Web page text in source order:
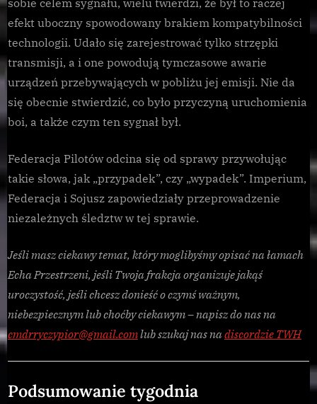
efekt uboczny spowodowany brakiem kompatybilności
technologii. Udało się zarejestrować tylko strzępki
transmisji, a i one powodują tymczasowe awarie
urządzeń przebywających w pobliżu jej emisji. Nie da
się obecnie stwierdzić, co było przyczyną uruchomienia
boi, a także czym ten sygnał był.
Federacja Pilotów odcina się od sprawy przywołując
takie słowa, jak „przypadek”, czy „wypadek”. Imperium,
Federacja i Sojusz zapowiedziały przeprowadzenie
niezależnych śledztw w tej sprawie.
Jeśli masz ciekawy temat, który moglibyśmy opisać na łamach
Echa Przestrzeni, jeśli Twoja frakcja organizuje jakąś
uroczystość, jeśli chcesz donieść o czymś ważnym,
niebezpiecznym lub choćby ciekawym – napisz do nas na
cmdrryczypior@gmail.comlub szukaj nas nadiscordzie TWH
Podsumowanie tygodnia